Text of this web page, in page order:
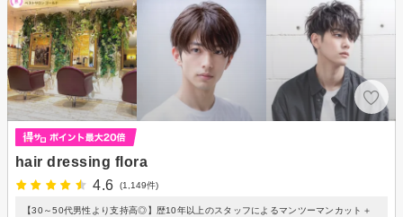
hair dressing flora
4.6
(1,149件)
【30～50代男性より支持高◎】歴10年以上のスタッフによるマンツーマンカット＋